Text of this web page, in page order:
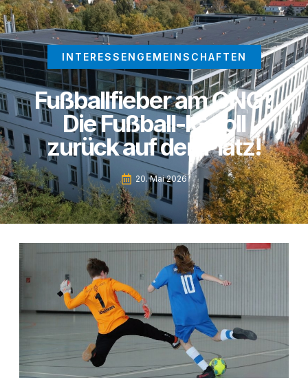
INTERESSENGEMEINSCHAFTEN
Fußballfieber am ONG?
Die Fußball-IG soll
zurück auf den Platz!
20. Mai 2026